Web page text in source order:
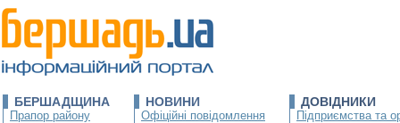
БЕРШАДЩИНА
Прапор району
НОВИНИ
Офіційні повідомлення
ДОВІДНИКИ
Підприємства та